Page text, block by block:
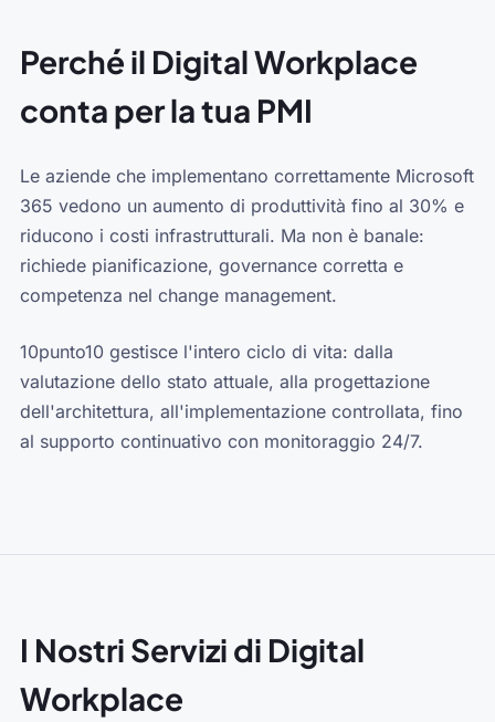
Perché il Digital Workplace
conta per la tua PMI
Le aziende che implementano correttamente Microsoft
365 vedono un aumento di produttività fino al 30% e
riducono i costi infrastrutturali. Ma non è banale:
richiede pianificazione, governance corretta e
competenza nel change management.
10punto10 gestisce l'intero ciclo di vita: dalla
valutazione dello stato attuale, alla progettazione
dell'architettura, all'implementazione controllata, fino
al supporto continuativo con monitoraggio 24/7.
I Nostri Servizi di Digital
Workplace